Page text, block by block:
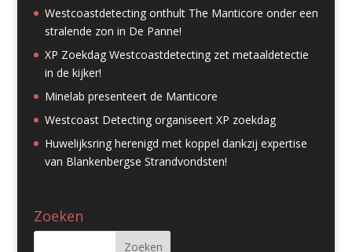
Westcoastdetecting onthult The Manticore onder een
stralende zon in De Panne!
XP Zoekdag Westcoastdetecting zet metaaldetectie
in de kijker!
Minelab presenteert de Manticore
Westcoast Detecting organiseert XP zoekdag
Huwelijksring herenigd met koppel dankzij expertise
van Blankenbergse Strandvondsten!
Zoeken